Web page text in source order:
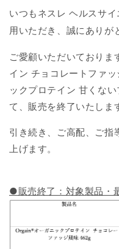
いつもネスレ ヘルスサ
用いただき、誠にありが
ご愛顧いただいており
イン チョコレートファ
ックプロテイン 甘くな
て、販売を終了いたしま
引き続き、ご高配、ご指
上げます。
●販売終了：対象製品・